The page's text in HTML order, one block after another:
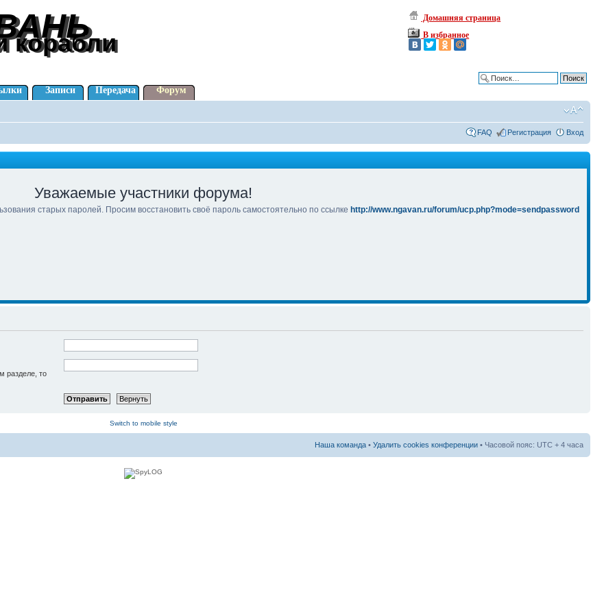
корабли
корабли
Домашняя страница
В избранное
Записи Передача Форум
FAQ Регистрация Вход
Уважаемые участники форума!
старых паролей. Просим восстановить своё пароль самостоятельно по ссылке http://www.ngavan.ru/forum/ucp.php?mode=sendpassword
разделе, то
Switch to mobile style
Наша команда • Удалить cookies конференции • Часовой пояс: UTC + 4 часа